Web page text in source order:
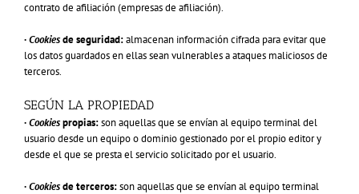
contrato de afiliación (empresas de afiliación).
·Cookiesde seguridad:almacenan información cifrada para evitar que
los datos guardados en ellas sean vulnerables a ataques maliciosos de
terceros.
SEGÚN LA PROPIEDAD
·Cookiespropias:son aquellas que se envían al equipo terminal del
usuario desde un equipo o dominio gestionado por el propio editor y
desde el que se presta el servicio solicitado por el usuario.
·Cookiesde terceros:son aquellas que se envían al equipo terminal